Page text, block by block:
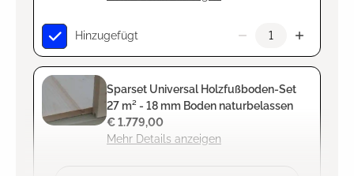
Hinzugefügt
Sparset Universal Holzfußboden-Set
27 m² - 18 mm Boden naturbelassen
Mehr Details anzeigen
€ 1.779,00